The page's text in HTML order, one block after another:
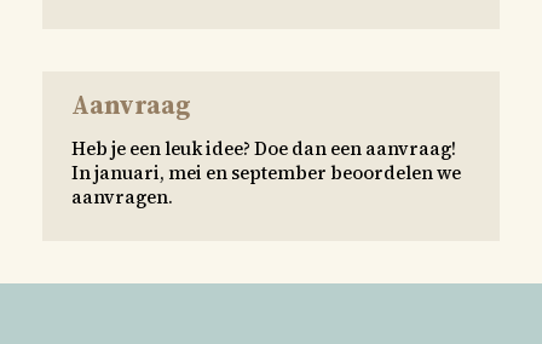
Aanvraag
Heb je een leuk idee? Doe dan een aanvraag!
In januari, mei en september beoordelen we
aanvragen.